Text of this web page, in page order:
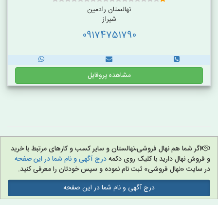
نهالستان رادمین
شیراز
09174751790
مشاهده پروفایل
اگر شما هم نهال فروشی،نهالستان و سایر کسب و کارهای مرتبط با خرید
و فروش نهال دارید با کلیک روی دکمهدرج آگهی و نام شما در این صفحه
در سایت «نهال فروشی» ثبت نام نموده و سپس خودتان را معرفی کنید.
درج آگهی و نام شما در این صفحه